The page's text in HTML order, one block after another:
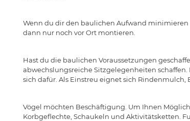
Wenn du dir den baulichen Aufwand minimieren
dann nur noch vor Ort montieren.
Hast du die baulichen Voraussetzungen
abwechslungsreiche Sitzgelegenheiten
sich dafür. Als Einstreu eignet sich Rindenmulch,
Vögel möchten Beschäftigung. Um Ihnen
Korbgeflechte, Schaukeln und Aktivitätsketten.